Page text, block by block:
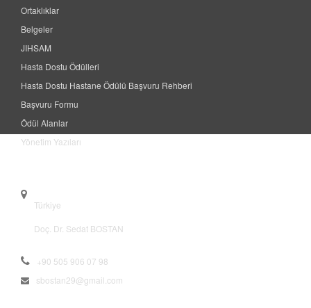
Ortaklıklar
Belgeler
JIHSAM
Hasta Dostu Ödülleri
Hasta Dostu Hastane Ödülü Başvuru Rehberi
Başvuru Formu
Ödül Alanlar
Yönetim Yazıları
Türkiye
Doç. Dr. Sedat BOSTAN
+90 505 906 07 98
sbostan29@gmail.com